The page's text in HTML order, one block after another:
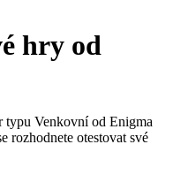
hry od
typu Venkovní od Enigma
rozhodnete otestovat své